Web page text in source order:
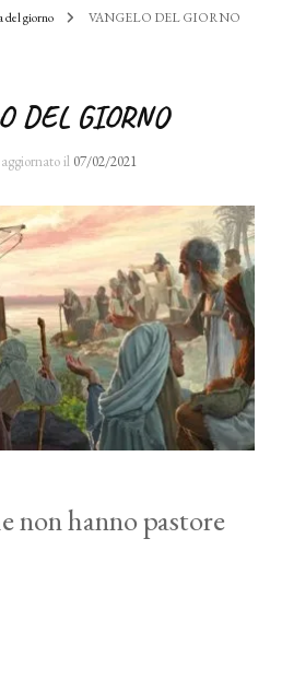
del giorno VANGELO DEL GIORNO
DEL GIORNO
aggiornato il 07/02/2021
non hanno pastore